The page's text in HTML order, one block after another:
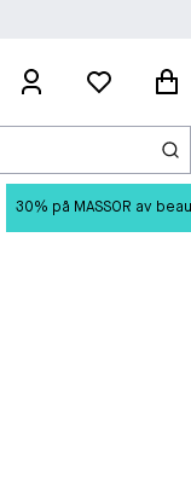
30% på MASSOR av